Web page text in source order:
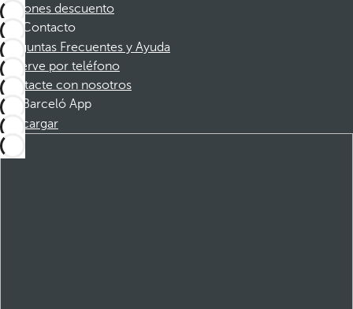
Cupones descuento
Contacto
Preguntas Frecuentes y Ayuda
Reserve por teléfono
Contacte con nosotros
Barceló App
Descargar